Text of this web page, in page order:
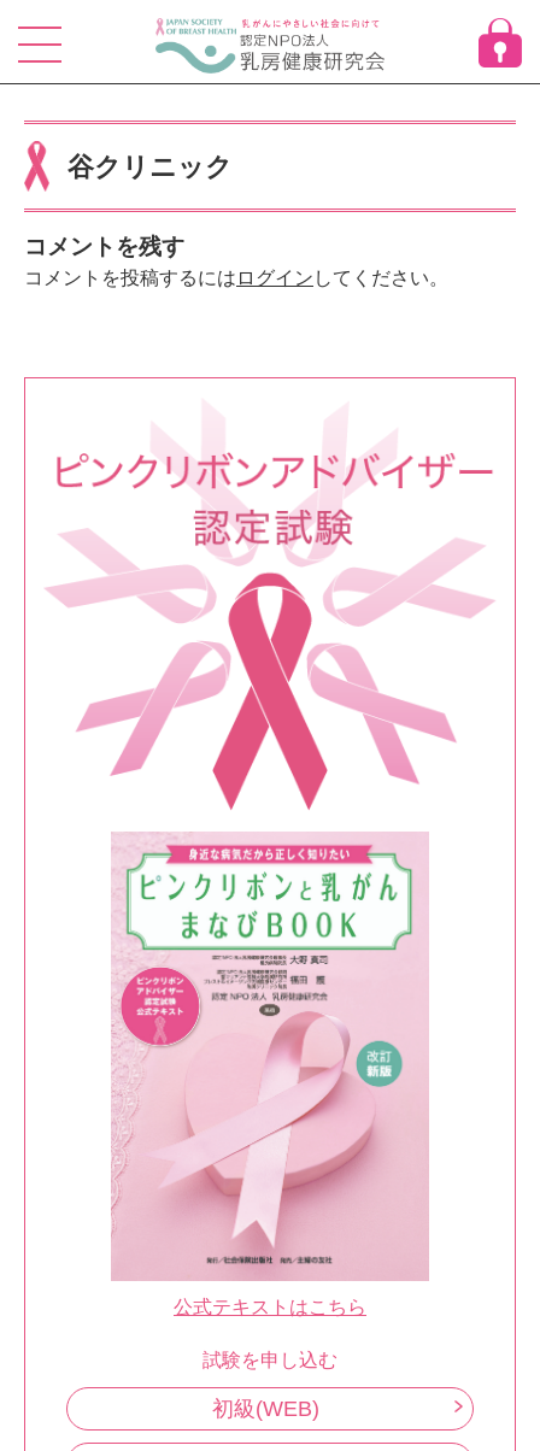
谷クリニック
コメントを残す
コメントを投稿するには ログイン してください。
公式テキストはこちら
試験を申し込む
初級(WEB)